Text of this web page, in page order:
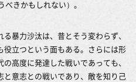
きかもしれない）。
暴力沙汰は、昔とそう変わらず、
立つという面もある。さらには形
高度に発達した戦いであっても、
意志との戦いであり、敵を知り己